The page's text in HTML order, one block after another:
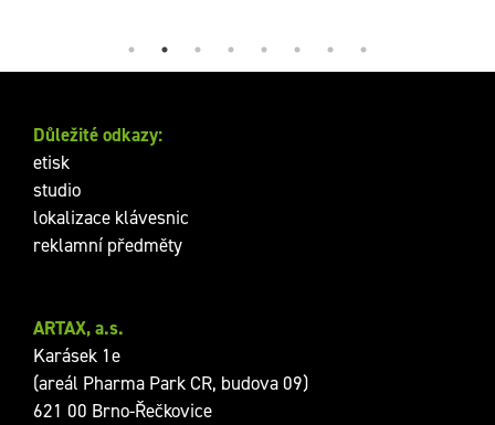
ARTAX, a.s.
Karásek 1e
(areál Pharma Park CR, budova 09)
621 00 Brno-Řečkovice
Důležité odkazy:
etisk
studio
lokalizace klávesnic
reklamní předměty